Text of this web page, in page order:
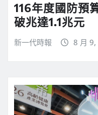
116年度國防預
破兆達1.1兆元
新一代時報 8 月